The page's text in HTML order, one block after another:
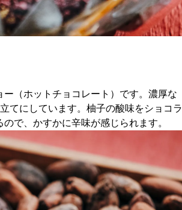
（ホットチョコレート）です。濃厚な
てにしています。柚子の酸味をショコラ
で、かすかに辛味が感じられます。